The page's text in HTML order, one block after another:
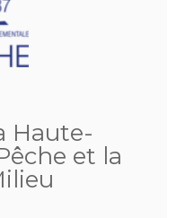
Haute-
et la